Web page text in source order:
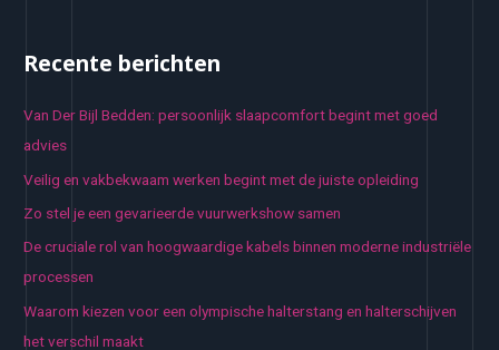
Recente berichten
Van Der Bijl Bedden: persoonlijk slaapcomfort begint met goed
advies
Veilig en vakbekwaam werken begint met de juiste opleiding
Zo stel je een gevarieerde vuurwerkshow samen
De cruciale rol van hoogwaardige kabels binnen moderne industriële
processen
Waarom kiezen voor een olympische halterstang en halterschijven
het verschil maakt